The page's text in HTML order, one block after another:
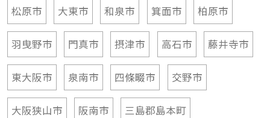
松原市 大東市 和泉市 箕面市 柏原市
羽曳野市 門真市 摂津市 高石市 藤井寺市
東大阪市 泉南市 四條畷市 交野市
大阪狭山市 阪南市 三島郡島本町